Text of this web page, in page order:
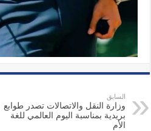
السابق
وزارة النقل والاتصالات تصدر طوابع
بريدية بمناسبة اليوم العالمي للغة
الأم